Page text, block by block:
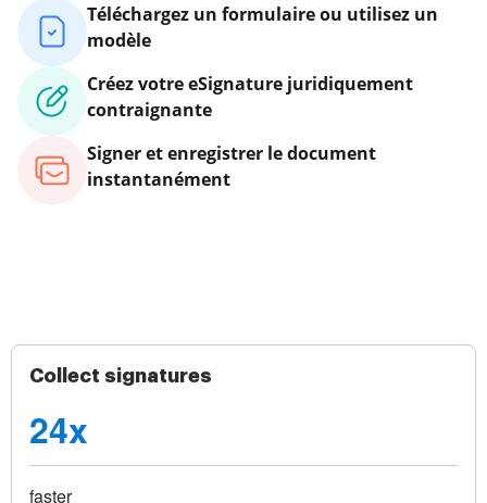
Téléchargez un formulaire ou utilisez un
modèle
Créez votre eSignature juridiquement
contraignante
Signer et enregistrer le document
instantanément
Collect signatures
24x
faster